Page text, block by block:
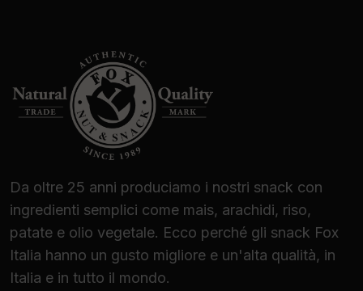
Da oltre 25 anni produciamo i nostri snack con
ingredienti semplici come mais, arachidi, riso,
patate e olio vegetale. Ecco perché gli snack Fox
Italia hanno un gusto migliore e un'alta qualità, in
Italia e in tutto il mondo.